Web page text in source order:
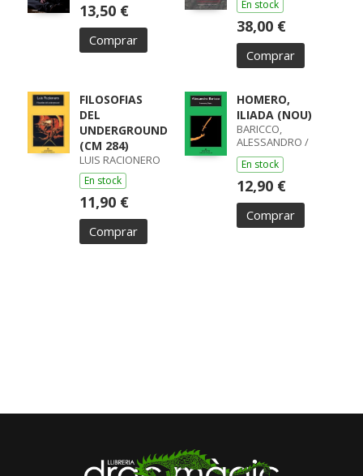
13,50 €
Comprar
En stock
38,00 €
Comprar
FILOSOFIAS
DEL
UNDERGROUND
(CM 284)
LUIS RACIONERO
En stock
11,90 €
Comprar
HOMERO,
ILIADA (NOU)
BARICCO,
ALESSANDRO /
ALESSANDRO
BARICCO
En stock
12,90 €
Comprar